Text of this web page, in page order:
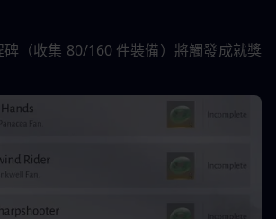
（收集 80/160 件裝備）將觸發成就獎